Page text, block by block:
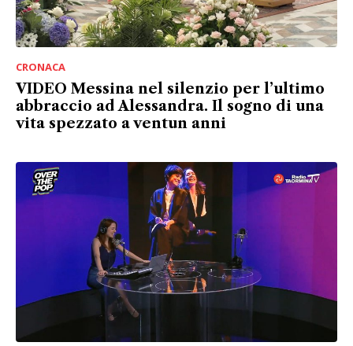
CRONACA
VIDEO Messina nel silenzio per l’ultimo
abbraccio ad Alessandra. Il sogno di una
vita spezzato a ventun anni